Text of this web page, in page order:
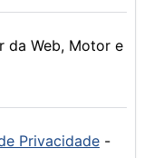
da Web, Motor e
Privacidade-